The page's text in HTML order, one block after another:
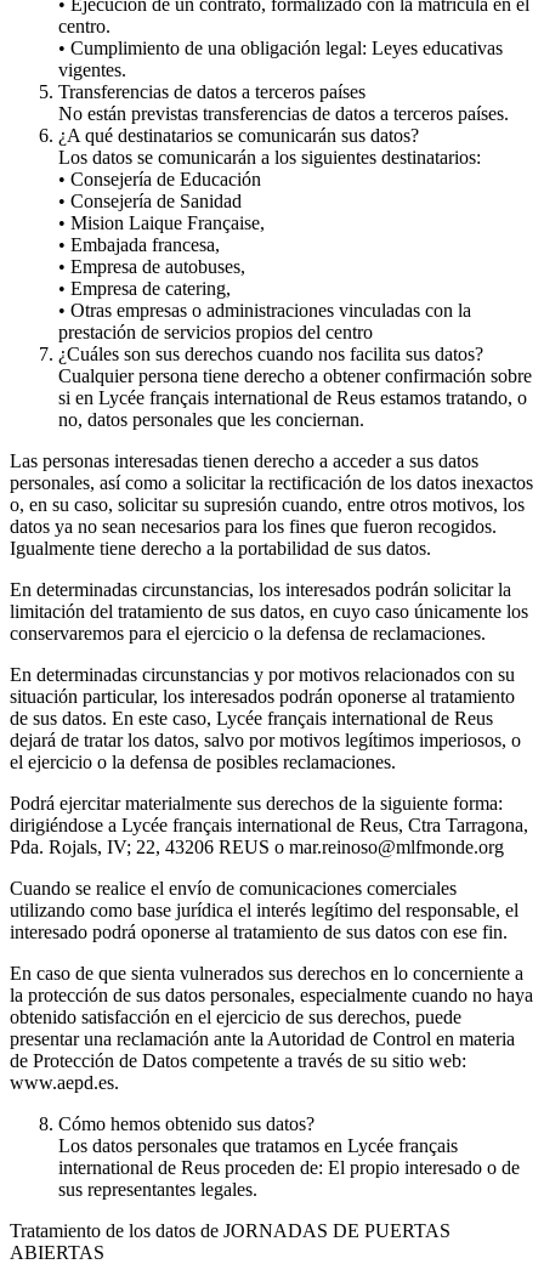
centro.
• Cumplimiento de una obligación legal: Leyes educativas
vigentes.
Transferencias de datos a terceros países
No están previstas transferencias de datos a terceros países.
¿A qué destinatarios se comunicarán sus datos?
Los datos se comunicarán a los siguientes destinatarios:
• Consejería de Educación
• Consejería de Sanidad
• Mision Laique Française,
• Embajada francesa,
• Empresa de autobuses,
• Empresa de catering,
• Otras empresas o administraciones vinculadas con la
prestación de servicios propios del centro
¿Cuáles son sus derechos cuando nos facilita sus datos?
Cualquier persona tiene derecho a obtener confirmación sobre
si en Lycée français international de Reus estamos tratando, o
no, datos personales que les conciernan.
Las personas interesadas tienen derecho a acceder a sus datos
personales, así como a solicitar la rectificación de los datos inexactos
o, en su caso, solicitar su supresión cuando, entre otros motivos, los
datos ya no sean necesarios para los fines que fueron recogidos.
Igualmente tiene derecho a la portabilidad de sus datos.
En determinadas circunstancias, los interesados podrán solicitar la
limitación del tratamiento de sus datos, en cuyo caso únicamente los
conservaremos para el ejercicio o la defensa de reclamaciones.
En determinadas circunstancias y por motivos relacionados con su
situación particular, los interesados podrán oponerse al tratamiento
de sus datos. En este caso, Lycée français international de Reus
dejará de tratar los datos, salvo por motivos legítimos imperiosos, o
el ejercicio o la defensa de posibles reclamaciones.
Podrá ejercitar materialmente sus derechos de la siguiente forma:
dirigiéndose a Lycée français international de Reus, Ctra Tarragona,
Pda. Rojals, IV; 22, 43206 REUS o mar.reinoso@mlfmonde.org
Cuando se realice el envío de comunicaciones comerciales
utilizando como base jurídica el interés legítimo del responsable, el
interesado podrá oponerse al tratamiento de sus datos con ese fin.
En caso de que sienta vulnerados sus derechos en lo concerniente a
la protección de sus datos personales, especialmente cuando no haya
obtenido satisfacción en el ejercicio de sus derechos, puede
presentar una reclamación ante la Autoridad de Control en materia
de Protección de Datos competente a través de su sitio web:
www.aepd.es.
Cómo hemos obtenido sus datos?
Los datos personales que tratamos en Lycée français
international de Reus proceden de: El propio interesado o de
sus representantes legales.
Tratamiento de los datos de JORNADAS DE PUERTAS
ABIERTAS